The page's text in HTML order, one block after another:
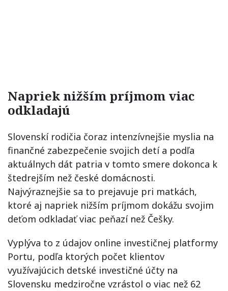
Napriek nižším príjmom viac
odkladajú
Slovenskí rodičia čoraz intenzívnejšie myslia na
finančné zabezpečenie svojich detí a podľa
aktuálnych dát patria v tomto smere dokonca k
štedrejším než české domácnosti.
Najvýraznejšie sa to prejavuje pri matkách,
ktoré aj napriek nižším príjmom dokážu svojim
deťom odkladať viac peňazí než Češky.
Vyplýva to z údajov online investičnej platformy
Portu, podľa ktorých počet klientov
využívajúcich detské investičné účty na
Slovensku medziročne vzrástol o viac než 62